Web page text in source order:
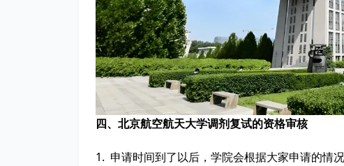
四、北京航空航天大学调剂复试的资格审核
1. 申请时间到了以后，学院会根据大家申请的情